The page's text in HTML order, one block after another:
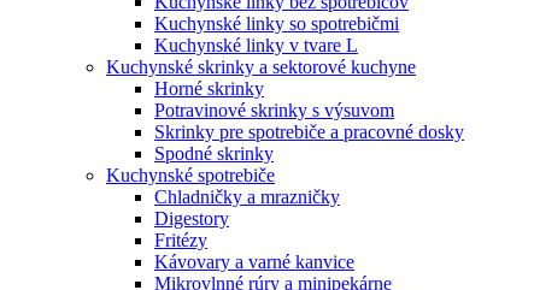
Kuchynské linky so spotrebičmi
Kuchynské linky v tvare L
Kuchynské skrinky a sektorové kuchyne
Horné skrinky
Potravinové skrinky s výsuvom
Skrinky pre spotrebiče a pracovné dosky
Spodné skrinky
Kuchynské spotrebiče
Chladničky a mrazničky
Digestory
Fritézy
Kávovary a varné kanvice
Mikrovlnné rúry a minipekárne